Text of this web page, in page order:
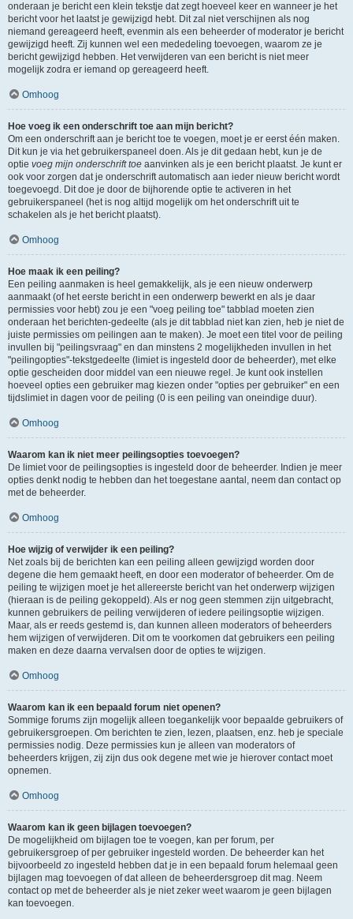
onderaan je bericht een klein tekstje dat zegt hoeveel keer en wanneer je het
bericht voor het laatst je gewijzigd hebt. Dit zal niet verschijnen als nog
niemand gereageerd heeft, evenmin als een beheerder of moderator je bericht
gewijzigd heeft. Zij kunnen wel een mededeling toevoegen, waarom ze je
bericht gewijzigd hebben. Het verwijderen van een bericht is niet meer
mogelijk zodra er iemand op gereageerd heeft.
Omhoog
Hoe voeg ik een onderschrift toe aan mijn bericht?
Om een onderschrift aan je bericht toe te voegen, moet je er eerst één maken.
Dit kun je via het gebruikerspaneel doen. Als je dit gedaan hebt, kun je de
optie voeg mijn onderschrift toe aanvinken als je een bericht plaatst. Je kunt er
ook voor zorgen dat je onderschrift automatisch aan ieder nieuw bericht wordt
toegevoegd. Dit doe je door de bijhorende optie te activeren in het
gebruikerspaneel (het is nog altijd mogelijk om het onderschrift uit te
schakelen als je het bericht plaatst).
Omhoog
Hoe maak ik een peiling?
Een peiling aanmaken is heel gemakkelijk, als je een nieuw onderwerp
aanmaakt (of het eerste bericht in een onderwerp bewerkt en als je daar
permissies voor hebt) zou je een "voeg peiling toe" tabblad moeten zien
onderaan het berichten-gedeelte (als je dit tabblad niet kan zien, heb je niet de
juiste permissies om peilingen aan te maken). Je moet een titel voor de peiling
invullen bij "peilingsvraag" en dan minstens 2 mogelijkheden invullen in het
"peilingopties"-tekstgedeelte (limiet is ingesteld door de beheerder), met elke
optie gescheiden door middel van een nieuwe regel. Je kunt ook instellen
hoeveel opties een gebruiker mag kiezen onder "opties per gebruiker" en een
tijdslimiet in dagen voor de peiling (0 is een peiling van oneindige duur).
Omhoog
Waarom kan ik niet meer peilingsopties toevoegen?
De limiet voor de peilingsopties is ingesteld door de beheerder. Indien je meer
opties denkt nodig te hebben dan het toegestane aantal, neem dan contact op
met de beheerder.
Omhoog
Hoe wijzig of verwijder ik een peiling?
Net zoals bij de berichten kan een peiling alleen gewijzigd worden door
degene die hem gemaakt heeft, en door een moderator of beheerder. Om de
peiling te wijzigen moet je het allereerste bericht van het onderwerp wijzigen
(hieraan is de peiling gekoppeld). Als er nog geen stemmen zijn uitgebracht,
kunnen gebruikers de peiling verwijderen of iedere peilingsoptie wijzigen.
Maar, als er reeds gestemd is, dan kunnen alleen moderators of beheerders
hem wijzigen of verwijderen. Dit om te voorkomen dat gebruikers een peiling
maken en deze daarna vervalsen door de opties te wijzigen.
Omhoog
Waarom kan ik een bepaald forum niet openen?
Sommige forums zijn mogelijk alleen toegankelijk voor bepaalde gebruikers of
gebruikersgroepen. Om berichten te zien, lezen, plaatsen, enz. heb je speciale
permissies nodig. Deze permissies kun je alleen van moderators of
beheerders krijgen, zij zijn dus ook degene met wie je hierover contact moet
opnemen.
Omhoog
Waarom kan ik geen bijlagen toevoegen?
De mogelijkheid om bijlagen toe te voegen, kan per forum, per
gebruikersgroep of per gebruiker ingesteld worden. De beheerder kan het
bijvoorbeeld zo ingesteld hebben dat je in een bepaald forum helemaal geen
bijlagen mag toevoegen of dat alleen de beheerdersgroep dit mag. Neem
contact op met de beheerder als je niet zeker weet waarom je geen bijlagen
kan toevoegen.